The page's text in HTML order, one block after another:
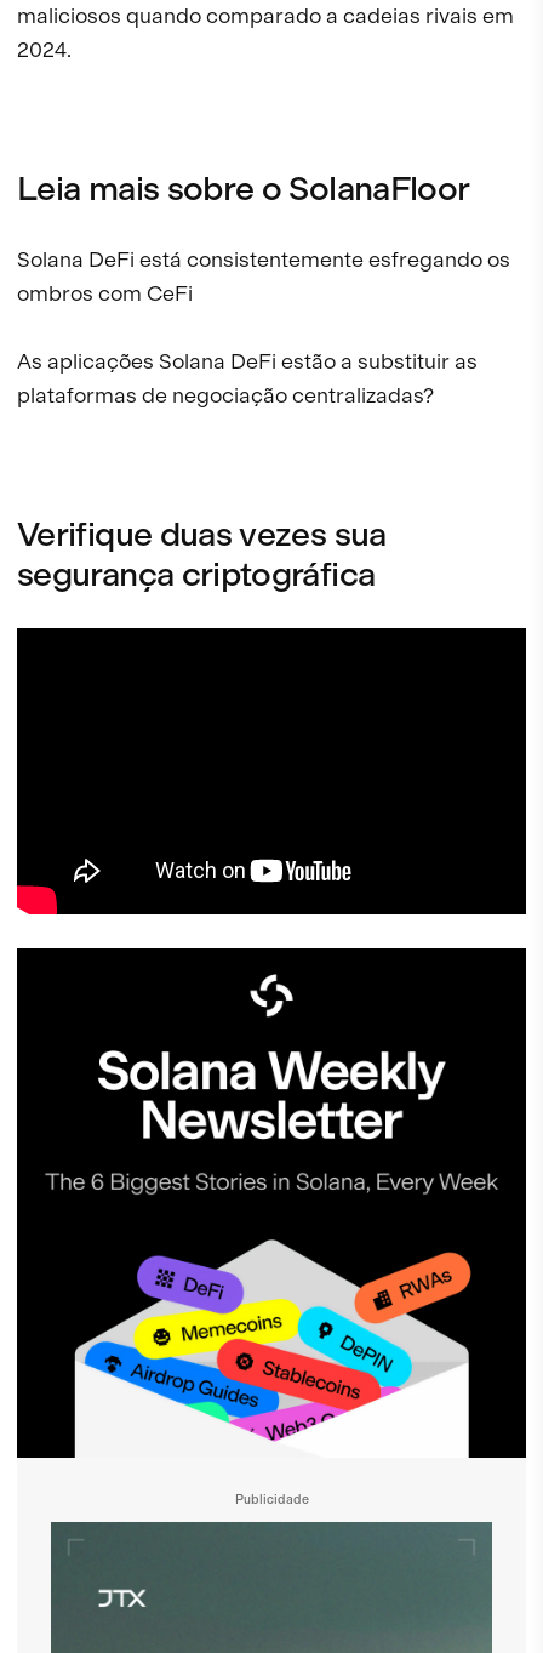
maliciosos quando comparado a cadeias rivais em
2024.
Leia mais sobre o SolanaFloor
Solana DeFi está consistentemente esfregando os
ombros com CeFi
As aplicações Solana DeFi estão a substituir as
plataformas de negociação centralizadas?
Verifique duas vezes sua
segurança criptográfica
Publicidade